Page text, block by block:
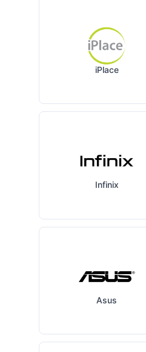
iPlace
Infinix
Asus